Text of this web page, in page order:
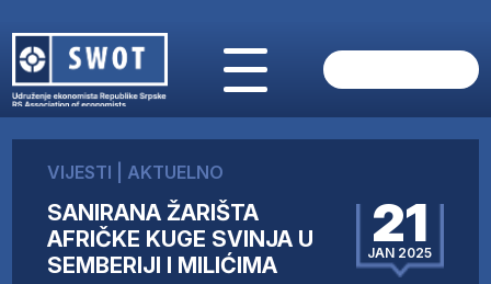
O NAMA
AKTUELNO
ANALIZE
KOMPANIJE
VIJESTI AKTUELNO
SANIRANA ŽARIŠTA
AFRIČKE KUGE SVINJA U
SEMBERIJI I MILIĆIMA
21
JAN 2025